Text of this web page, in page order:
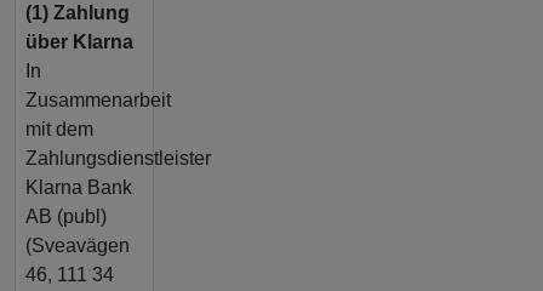
(1) Zahlung
über Klarna
In
Zusammenarbeit
mit dem
Zahlungsdienstleister
Klarna Bank
AB (publ)
(Sveavägen
46, 111 34